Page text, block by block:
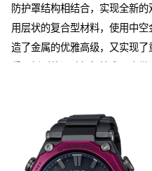
防护罩结构相结合，实现全新
用层状的复合型材料，使用中
造了金属的优雅高级，又实现
采用新型的滑动杠杆技术，表
能动力等先进功能。